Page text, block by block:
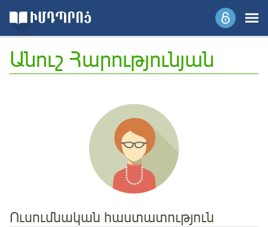
Անուշ Հարությունյան
Ուսումնական հաստատություն